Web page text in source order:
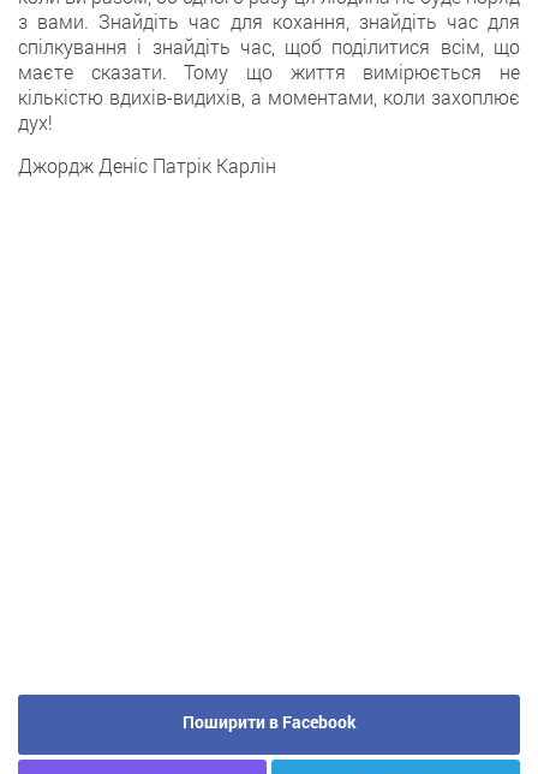
з вами. Знайдіть час для кохання, знайдіть час для
спілкування і знайдіть час, щоб поділитися всім, що
маєте сказати. Тому що життя вимірюється не
кількістю вдихів-видихів, а моментами, коли захоплює
дух!
Джордж Деніс Патрік Карлін
Поширити в Facebook